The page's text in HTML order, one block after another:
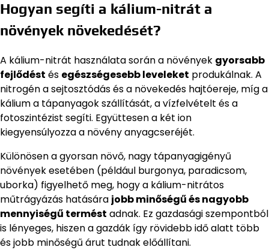
Hogyan segíti a kálium-nitrát a
növények növekedését?
A kálium-nitrát használata során a növények gyorsabb
fejlődést és egészségesebb leveleket produkálnak. A
nitrogén a sejtosztódás és a növekedés hajtóereje, míg a
kálium a tápanyagok szállítását, a vízfelvételt és a
fotoszintézist segíti. Együttesen a két ion
kiegyensúlyozza a növény anyagcseréjét.
Különösen a gyorsan növő, nagy tápanyagigényű
növények esetében (például burgonya, paradicsom,
uborka) figyelhető meg, hogy a kálium-nitrátos
műtrágyázás hatására jobb minőségű és nagyobb
mennyiségű termést adnak. Ez gazdasági szempontból
is lényeges, hiszen a gazdák így rövidebb idő alatt több
és jobb minőségű árut tudnak előállítani.